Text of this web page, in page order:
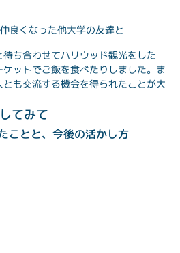
良くなった他大学の友達と
ち合わせてハリウッド観光をした
ットでご飯を食べたりしました。ま
も交流する機会を得られたことが大
てみて
ことと、今後の活かし方